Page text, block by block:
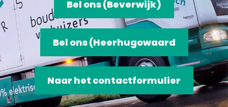
Bel ons (Beverwijk)
Bel ons (Heerhugowaard
Naar het contactformulier